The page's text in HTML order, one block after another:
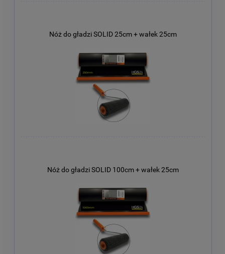
Nóż do gładzi SOLID 25cm + wałek 25cm
Nóż do gładzi SOLID 100cm + wałek 25cm